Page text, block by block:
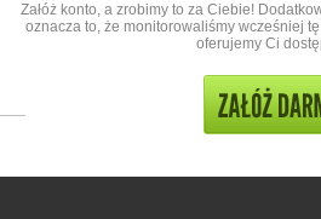
Załóż konto, a zrobimy to za Ciebie!
oznacza to, że monitorowaliśmy wcześniej
oferujemy Ci